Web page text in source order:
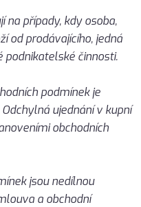
na případy, kdy osoba,
od prodávajícího, jedná
podnikatelské činnosti.
podmínek je
ujednání v kupní
obchodních
jsou nedílnou
a obchodní